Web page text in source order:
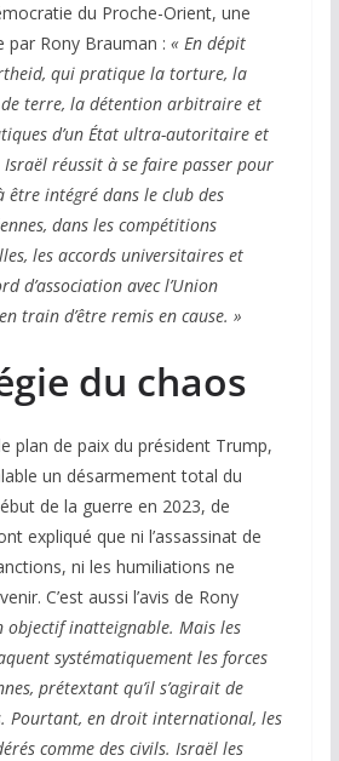
du Proche-Orient, une
Rony Brauman : « En dépit
qui pratique la torture, la
de terre, la détention arbitraire et
d’un État ultra-autoritaire et
Israël réussit à se faire passer pour
être intégré dans le club des
dans les compétitions
les accords universitaires et
d’association avec l’Union
train d’être remis en cause. »
du chaos
plan de paix du président Trump,
un désarmement total du
de la guerre en 2023, de
expliqué que ni l’assassinat de
ni les humiliations ne
C’est aussi l’avis de Rony
objectif inatteignable. Mais les
systématiquement les forces
prétextant qu’il s’agirait de
Pourtant, en droit international, les
comme des civils. Israël les